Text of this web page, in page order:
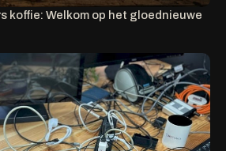
koffie: Welkom op het gloednieuwe